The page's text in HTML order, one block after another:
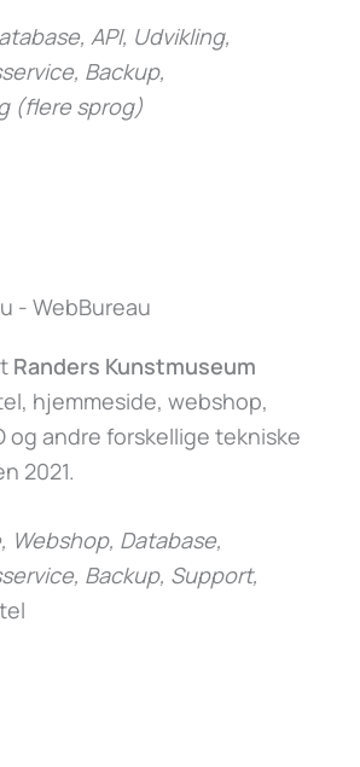
API, Udvikling,
Backup,
(flere sprog)
Randers Kunstmuseum
hjemmeside, webshop,
og andre forskellige tekniske
2021.
Webshop, Database,
Backup, Support,